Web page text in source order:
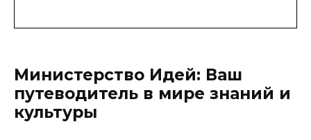
Министерство Идей: Ваш
путеводитель в мире знаний и
культуры